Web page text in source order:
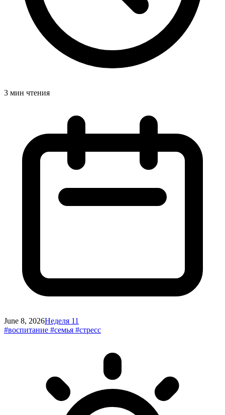
3 мин чтения
June 8, 2026Неделя 11
#воспитание #семья #стресс